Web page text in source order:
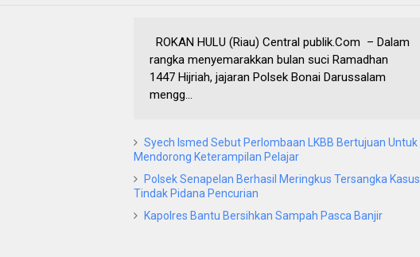
ROKAN HULU (Riau) Central publik.Com – Dalam
rangka menyemarakkan bulan suci Ramadhan
1447 Hijriah, jajaran Polsek Bonai Darussalam
mengg...
Syech Ismed Sebut Perlombaan LKBB Bertujuan Untuk
Mendorong Keterampilan Pelajar
Polsek Senapelan Berhasil Meringkus Tersangka Kasus
Tindak Pidana Pencurian
Kapolres Bantu Bersihkan Sampah Pasca Banjir